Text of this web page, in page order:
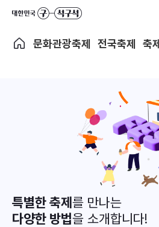
문화관광축제 전국축제 축
특별한 축제를 만나는
다양한 방법을 소개합니다!